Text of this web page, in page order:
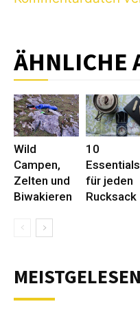
ÄHNLICHE
Wild
Campen,
Zelten und
Biwakieren
10
Essentials
für jeden
Rucksack
MEISTGELESEN